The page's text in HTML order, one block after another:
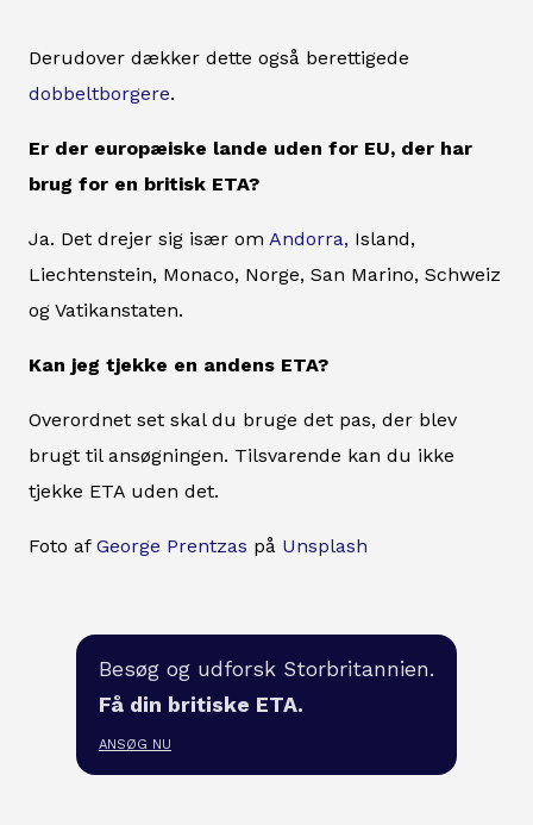
Derudover dækker dette også berettigede
dobbeltborgere.
Er der europæiske lande uden for EU, der har
brug for en britisk ETA?
Ja. Det drejer sig især om Andorra, Island,
Liechtenstein, Monaco, Norge, San Marino, Schweiz
og Vatikanstaten.
Kan jeg tjekke en andens ETA?
Overordnet set skal du bruge det pas, der blev
brugt til ansøgningen. Tilsvarende kan du ikke
tjekke ETA uden det.
Foto af George Prentzas på Unsplash
Besøg og udforsk Storbritannien.
Få din britiske ETA.
ANSØG NU